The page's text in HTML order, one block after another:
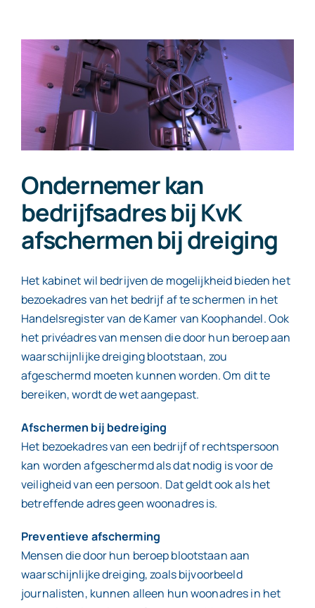
3-
stelsel
per
2027
onzeker
Ondernemer kan
bedrijfsadres bij KvK
afschermen bij dreiging
Het kabinet wil bedrijven de mogelijkheid bieden het
bezoekadres van het bedrijf af te schermen in het
Handelsregister van de Kamer van Koophandel. Ook
het privéadres van mensen die door hun beroep aan
waarschijnlijke dreiging blootstaan, zou
afgeschermd moeten kunnen worden. Om dit te
bereiken, wordt de wet aangepast.
Afschermen bij bedreiging
Het bezoekadres van een bedrijf of rechtspersoon
kan worden afgeschermd als dat nodig is voor de
veiligheid van een persoon. Dat geldt ook als het
betreffende adres geen woonadres is.
Preventieve afscherming
Mensen die door hun beroep blootstaan aan
waarschijnlijke dreiging, zoals bijvoorbeeld
journalisten, kunnen alleen hun woonadres in het